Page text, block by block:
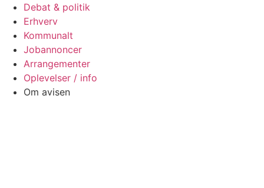
Debat & politik
Erhverv
Kommunalt
Jobannoncer
Arrangementer
Oplevelser / info
Om avisen